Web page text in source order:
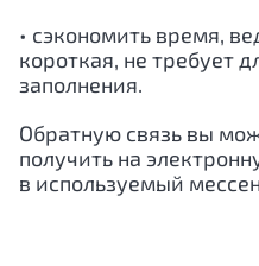
• сэкономить время,
короткая, не требует
заполнения.
Обратную связь вы
получить на
в используемый